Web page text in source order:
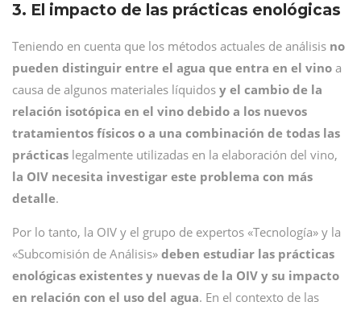
3. El impacto de las prácticas enológicas
Teniendo en cuenta que los métodos actuales de análisis no
pueden distinguir entre el agua que entra en el vino a
causa de algunos materiales líquidos y el cambio de la
relación isotópica en el vino debido a los nuevos
tratamientos físicos o a una combinación de todas las
prácticas legalmente utilizadas en la elaboración del vino,
la OIV necesita investigar este problema con más
detalle.
Por lo tanto, la OIV y el grupo de expertos «Tecnología» y la
«Subcomisión de Análisis» deben estudiar las prácticas
enológicas existentes y nuevas de la OIV y su impacto
en relación con el uso del agua. En el contexto de las